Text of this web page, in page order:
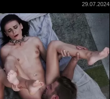
29.07.2024